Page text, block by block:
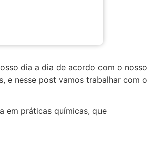
dia a dia de acordo com o nosso
e nesse post vamos trabalhar com o
em práticas químicas, que